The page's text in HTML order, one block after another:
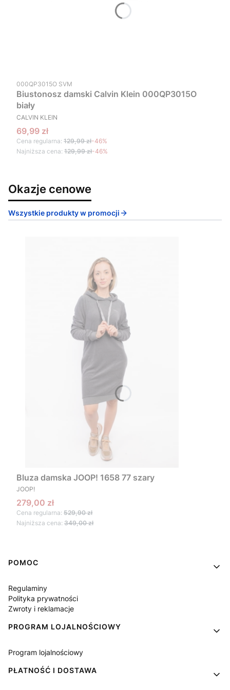
Kod produktu
000QP3015O SVM
Biustonosz damski Calvin Klein 000QP3015O
biały
PRODUCENT
CALVIN KLEIN
Cena promocyjna
69,99 zł
Cena regularna: 129,99 zł-46%
Najniższa cena: 129,99 zł-46%
Okazje cenowe
Wszystkie produkty w promocji
Bluza damska JOOP! 1658 77 szary
PRODUCENT
JOOP!
Cena promocyjna
279,00 zł
Cena regularna: 529,90 zł
Najniższa cena: 349,00 zł
Linki w stopce
POMOC
Regulaminy
Polityka prywatności
Zwroty i reklamacje
PROGRAM LOJALNOŚCIOWY
Program lojalnościowy
PŁATNOŚĆ I DOSTAWA